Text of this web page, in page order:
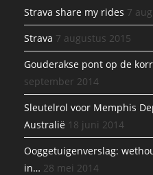
Strava share my rides 7
Strava 7 augustus 2015
Gouderakse pont op de
september 2014
Sleutelrol voor Memphis
Australië 18 juni 2014
Ooggetuigenverslag:
in… 28 mei 2014